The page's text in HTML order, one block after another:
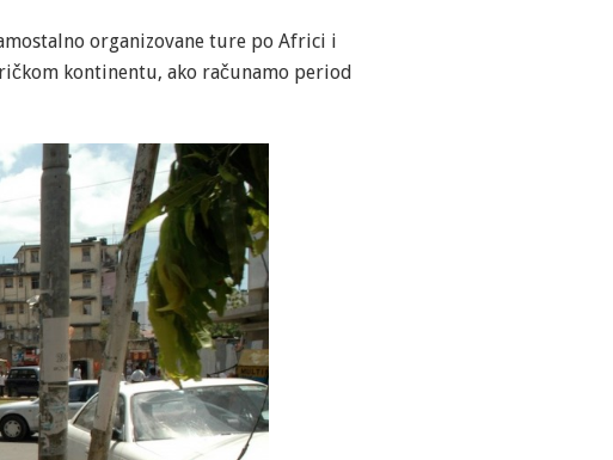
organizovane ture po Africi i
kontinentu, ako računamo period